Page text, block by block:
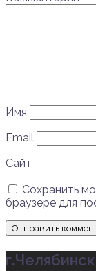
Имя
Email
Сайт
Сохранить
браузере для
г.Челябинск